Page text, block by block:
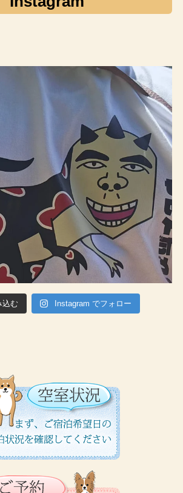
込む Instagram でフォロー